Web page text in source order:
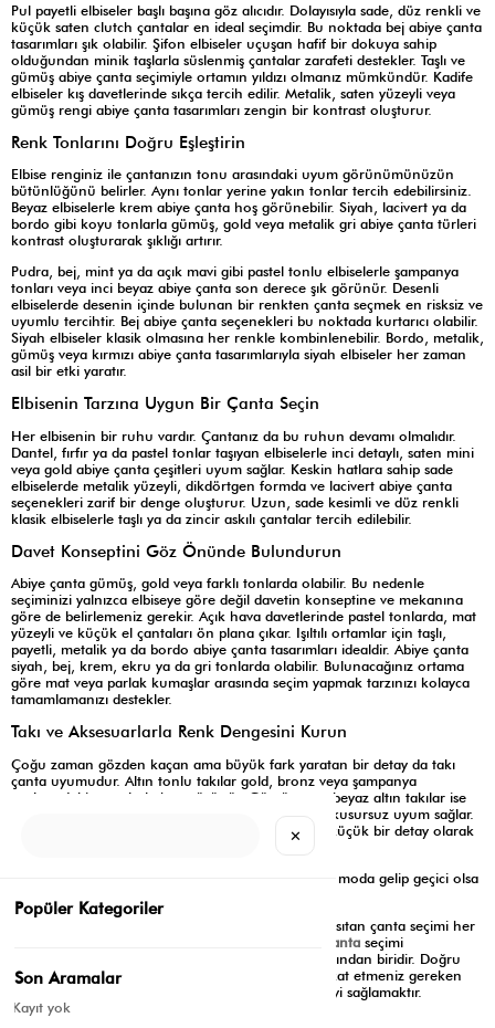
Pul payetli elbiseler başlı başına göz alıcıdır. Dolayısıyla sade, düz renkli ve
küçük saten clutch çantalar en ideal seçimdir. Bu noktada bej abiye çanta
tasarımları şık olabilir. Şifon elbiseler uçuşan hafif bir dokuya sahip
olduğundan minik taşlarla süslenmiş çantalar zarafeti destekler. Taşlı ve
gümüş abiye çanta seçimiyle ortamın yıldızı olmanız mümkündür. Kadife
elbiseler kış davetlerinde sıkça tercih edilir. Metalik, saten yüzeyli veya
gümüş rengi abiye çanta tasarımları zengin bir kontrast oluşturur.
Renk Tonlarını Doğru Eşleştirin
Elbise renginiz ile çantanızın tonu arasındaki uyum görünümünüzün
bütünlüğünü belirler. Aynı tonlar yerine yakın tonlar tercih edebilirsiniz.
Beyaz elbiselerle krem abiye çanta hoş görünebilir. Siyah, lacivert ya da
bordo gibi koyu tonlarla gümüş, gold veya metalik gri abiye çanta türleri
kontrast oluşturarak şıklığı artırır.
Pudra, bej, mint ya da açık mavi gibi pastel tonlu elbiselerle şampanya
tonları veya inci beyaz abiye çanta son derece şık görünür. Desenli
elbiselerde desenin içinde bulunan bir renkten çanta seçmek en risksiz ve
uyumlu tercihtir. Bej abiye çanta seçenekleri bu noktada kurtarıcı olabilir.
Siyah elbiseler klasik olmasına her renkle kombinlenebilir. Bordo, metalik,
gümüş veya kırmızı abiye çanta tasarımlarıyla siyah elbiseler her zaman
asil bir etki yaratır.
Elbisenin Tarzına Uygun Bir Çanta Seçin
Her elbisenin bir ruhu vardır. Çantanız da bu ruhun devamı olmalıdır.
Dantel, fırfır ya da pastel tonlar taşıyan elbiselerle inci detaylı, saten mini
veya gold abiye çanta çeşitleri uyum sağlar. Keskin hatlara sahip sade
elbiselerde metalik yüzeyli, dikdörtgen formda ve lacivert abiye çanta
seçenekleri zarif bir denge oluşturur. Uzun, sade kesimli ve düz renkli
klasik elbiselerle taşlı ya da zincir askılı çantalar tercih edilebilir.
Davet Konseptini Göz Önünde Bulundurun
Abiye çanta gümüş, gold veya farklı tonlarda olabilir. Bu nedenle
seçiminizi yalnızca elbiseye göre değil davetin konseptine ve mekanına
göre de belirlemeniz gerekir. Açık hava davetlerinde pastel tonlarda, mat
yüzeyli ve küçük el çantaları ön plana çıkar. Işıltılı ortamlar için taşlı,
payetli, metalik ya da bordo abiye çanta tasarımları idealdir. Abiye çanta
siyah, bej, krem, ekru ya da gri tonlarda olabilir. Bulunacağınız ortama
göre mat veya parlak kumaşlar arasında seçim yapmak tarzınızı kolayca
tamamlamanızı destekler.
Takı ve Aksesuarlarla Renk Dengesini Kurun
Çoğu zaman gözden kaçan ama büyük fark yaratan bir detay da takı
çanta uyumudur. Altın tonlu takılar gold, bronz veya şampanya
tonlarındaki çantalarla hoş görünür. Gümüş veya beyaz altın takılar ise
gri, gümüş ya da buz mavisi tonlarında çantalarla kusursuz uyum sağlar.
Renkli taşlı takılardaki baskın tonu ise çantanızda küçük bir detay olarak
Her sezon yeni çanta trendleri ortaya çıkar. Ancak moda gelip geçici olsa
Bu yüzden elbisenize uygun ama sizin tarzınızı yansıtan çanta seçimi her
abiye çanta seçimi
görünümünüzün en küçük ama en etkili ayrıntılarından biridir. Doğru
seçim sizi sade ama etkileyici bir zarafete taşır. Dikkat etmeniz gereken
tek şey elbise, çanta ve aksesuar arasındaki dengeyi sağlamaktır.
✕
Popüler Kategoriler
Son Aramalar
Kayıt yok